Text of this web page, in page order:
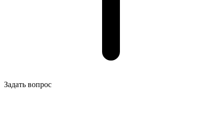
Задать вопрос